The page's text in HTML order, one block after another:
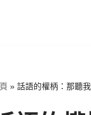
» 話語的權柄：那聽